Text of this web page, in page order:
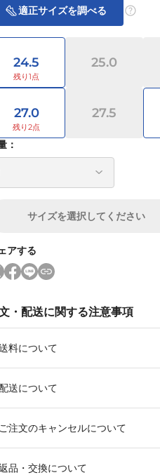
適正サイズを調べる
24.5 25.0
27.0 27.5
：
サイズを選択してください
アする
・配送に関する注意事項
料について
送について
ご注文のキャンセルについて
品・交換について